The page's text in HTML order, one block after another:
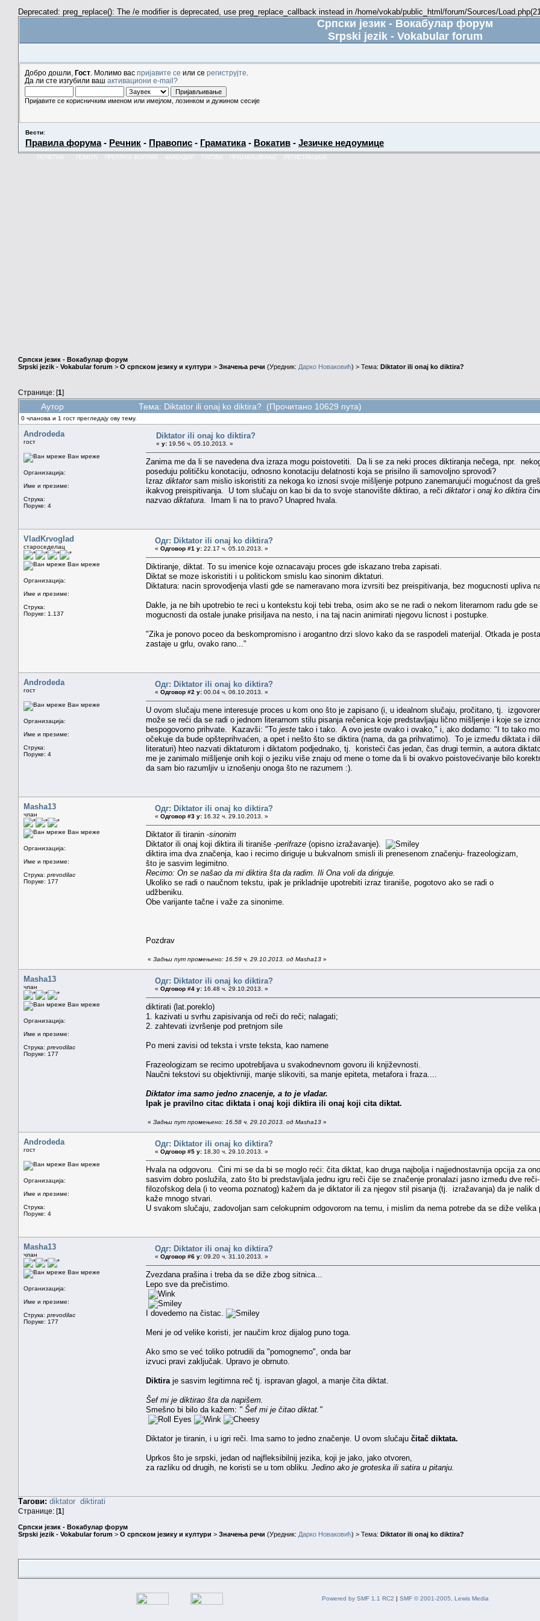
Deprecated: preg_replace(): The /e modifier is deprecated, use preg_replace_callback instead in /home/vokab/public_html/forum/Sources/
Српски језик - Вокабулар форум
Srpski jezik - Vokabular forum
Добро дошли, Гост . Молимо вас пријавите се или се региструјте
Да ли сте изгубили ваш активациони e-mail?
Пријавите се корисничким именом или имејлом, лозинком и дужином сесије
Вести:
Правила форума- Речник - Правопис - Граматика- Вокатив - Језичке недоумице
КАЛЕНДАР
Српски језик - Вокабулар форум
Srpski jezik - Vokabular forum > О српском језику и култури > Значења речи (Уредник: Дарко Новаковић) > Тема: Diktator ili onaj ko diktira?
Странице: [1]
Аутор Тема: Diktator ili onaj ko diktira? (Прочитано 10629 пута)
0 чланова и 1 гост прегледају ову тему.
Androdeda
гост
Ван мреже
Организација:
Име и презиме:
Струка:
Поруке: 4
Diktator ili onaj ko diktira?
« у: 19.56 ч. 05.10.2013. »
Zanima me da li se navedena dva izraza mogu poistovetiti. Da li se za neki proces diktiranja nečega, npr.
poseduju političku konotaciju, odnosno konotaciju delatnosti koja se prisilno ili samovoljno sprovodi?
Izraz diktatorsam mislio iskoristiti za nekoga ko iznosi svoje mišljenje potpuno zanemarujući mogućnost da
ikakvog preispitivanja. U tom slučaju on kao bi da to svoje stanovište diktirao, a reči diktatori onaj ko diktira
nazvao diktatura . Imam li na to pravo? Unapred hvala.
VladKrvoglad
староседелац
Ван мреже
Организација:
Име и презиме:
Струка:
Поруке: 1.137
Одг: Diktator ili onaj ko diktira?
« Одговор #1 у: 22.17 ч. 05.10.2013. »
Diktiranje, diktat. To su imenice koje oznacavaju proces gde iskazano treba zapisati.
Diktat se moze iskoristiti i u politickom smislu kao sinonim diktaturi.
Diktatura: nacin sprovodjenja vlasti gde se nameravano mora izvrsiti bez preispitivanja, bez mogucnosti upliva
Dakle, ja ne bih upotrebio te reci u kontekstu koji tebi treba, osim ako se ne radi o nekom literarnom radu gde
mogucnosti da ostale junake prisiljava na nesto, i na taj nacin animirati njegovu licnost i postupke.
"Zika je ponovo poceo da beskompromisno i arogantno drzi slovo kako da se raspodeli materijal. Otkada je
zastaje u grlu, ovako rano..."
Androdeda
гост
Ван мреже
Организација:
Име и презиме:
Струка:
Поруке: 4
Одг: Diktator ili onaj ko diktira?
« Одговор #2 у: 00.04 ч. 06.10.2013. »
U ovom slučaju mene interesuje proces u kom ono što je zapisano (i, u idealnom slučaju, pročitano, tj.
može se reći da se radi o jednom literarnom stilu pisanja rečenica koje predstavljaju lično mišljenje i koje se
bespogovorno prihvate. Kazavši: "To jeste tako i tako. A ovo jeste ovako i ovako," i, ako dodamo: "I to tako
očekuje da bude opšteprihvaćen, a opet i nešto što se diktira (nama, da ga prihvatimo). To je između diktata i
literaturi) hteo nazvati diktaturom i diktatom podjednako, tj. koristeći čas jedan, čas drugi termin, a autora
me je zanimalo mišljenje onih koji o jeziku više znaju od mene o tome da li bi ovakvo poistovećivanje bilo
da sam bio razumljiv u iznošenju onoga što ne razumem :).
Masha13
члан
Ван мреже
Организација:
Име и презиме:
Струка: prevodilac
Поруке: 177
Одг: Diktator ili onaj ko diktira?
« Одговор #3 у: 16.32 ч. 29.10.2013. »
Diktator ili tiranin -sinonim
Diktator ili onaj koji diktira ili tiraniše -perifraze (opisno izražavanje).
diktira ima dva značenja, kao i recimo diriguje u bukvalnom smisli ili prenesenom značenju- frazeologizam,
što je sasvim legimitno.
Recimo: On se našao da mi diktira šta da radim. Ili Ona voli da diriguje.
Ukoliko se radi o naučnom tekstu, ipak je prikladnije upotrebiti izraz tiraniše, pogotovo ako se radi o
udžbeniku.
Obe varijante tačne i važe za sinonime.
Pozdrav
« Задњи пут промењено: 16.59 ч. 29.10.2013. од Masha13 »
Masha13
члан
Ван мреже
Организација:
Име и презиме:
Струка: prevodilac
Поруке: 177
Одг: Diktator ili onaj ko diktira?
« Одговор #4 у: 16.48 ч. 29.10.2013. »
diktirati (lat.poreklo)
1. kazivati u svrhu zapisivanja od reči do reči; nalagati;
2. zahtevati izvršenje pod pretnjom sile
Po meni zavisi od teksta i vrste teksta, kao namene
Frazeologizam se recimo upotrebljava u svakodnevnom govoru ili književnosti.
Naučni tekstovi su objektivniji, manje slikoviti, sa manje epiteta, metafora i fraza....
Diktator ima samo jedno znacenje, a to je vladar.
Ipak je pravilno citac diktata i onaj koji diktira ili onaj koji cita diktat.
« Задњи пут промењено: 16.58 ч. 29.10.2013. од Masha13 »
Androdeda
гост
Ван мреже
Организација:
Име и презиме:
Струка:
Поруке: 4
Одг: Diktator ili onaj ko diktira?
« Одговор #5 у: 18.30 ч. 29.10.2013. »
Hvala na odgovoru. Čini mi se da bi se moglo reći: čita diktat, kao druga najbolja i najjednostavnija opcija za
sasvim dobro poslužila, zato što bi predstavljala jednu igru reči čije se značenje pronalazi jasno između dve
filozofskog dela (i to veoma poznatog) kažem da je diktator ili za njegov stil pisanja (tj. izražavanja) da je nalik
kaže mnogo stvari.
U svakom slučaju, zadovoljan sam celokupnim odgovorom na temu, i mislim da nema potrebe da se diže velika
Masha13
члан
Ван мреже
Организација:
Име и презиме:
Струка: prevodilac
Поруке: 177
Одг: Diktator ili onaj ko diktira?
« Одговор #6 у: 09.20 ч. 31.10.2013. »
Zvezdana prašina i treba da se diže zbog sitnica...
Lepo sve da prečistimo.
I dovedemo na čistac.
Meni je od velike koristi, jer naučim kroz dijalog puno toga.
Ako smo se već toliko potrudili da "pomognemo", onda bar
izvuci pravi zaključak. Upravo je obrnuto.
Diktira je sasvim legitimna reč tj. ispravan glagol, a manje čita diktat.
Šef mi je diktirao šta da napišem.
Smešno bi bilo da kažem: " Šef mi je čitao diktat."
Diktator je tiranin, i u igri reči. Ima samo to jedno značenje. U ovom slučaju čitač diktata.
Uprkos što je srpski, jedan od najfleksibilnij jezika, koji je jako, jako otvoren,
za razliku od drugih, ne koristi se u tom obliku. Jedino ako je groteska ili satira u pitanju.
Тагови: diktator diktirati
Странице: [1]
Српски језик - Вокабулар форум
Srpski jezik - Vokabular forum > О српском језику и култури > Значења речи (Уредник: Дарко Новаковић) > Тема: Diktator ili onaj ko diktira?
Powered by SMF 1.1 RC2 | SMF © 2001-2005, Lewis Media